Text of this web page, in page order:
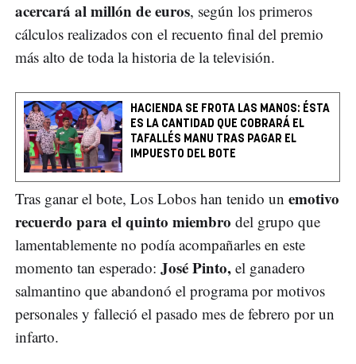
acercará al millón de euros, según los primeros
cálculos realizados con el recuento final del premio
más alto de toda la historia de la televisión.
HACIENDA SE FROTA LAS MANOS: ÉSTA
ES LA CANTIDAD QUE COBRARÁ EL
TAFALLÉS MANU TRAS PAGAR EL
IMPUESTO DEL BOTE
Tras ganar el bote, Los Lobos han tenido un emotivo
recuerdo para el quinto miembro del grupo que
lamentablemente no podía acompañarles en este
momento tan esperado: José Pinto, el ganadero
salmantino que abandonó el programa por motivos
personales y falleció el pasado mes de febrero por un
infarto.